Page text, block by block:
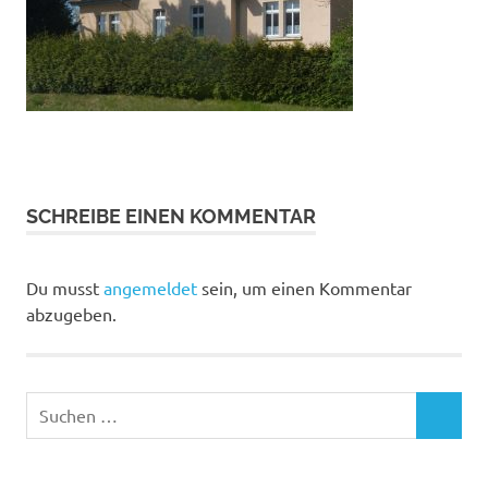
SCHREIBE EINEN KOMMENTAR
Du musst angemeldet sein, um einen Kommentar
abzugeben.
Suchen